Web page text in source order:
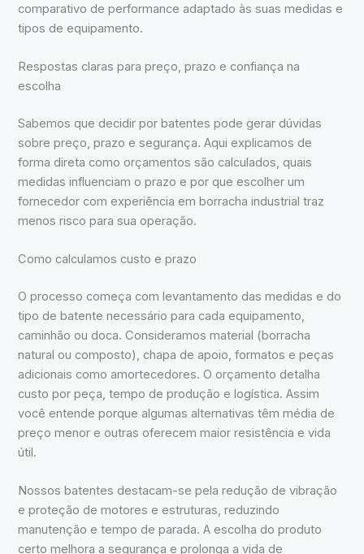
comparativo de performance adaptado às suas medidas e
tipos de equipamento.
Respostas claras para preço, prazo e confiança na
escolha
Sabemos que decidir por batentes pode gerar dúvidas
sobre preço, prazo e segurança. Aqui explicamos de
forma direta como orçamentos são calculados, quais
medidas influenciam o prazo e por que escolher um
fornecedor com experiência em borracha industrial traz
menos risco para sua operação.
Como calculamos custo e prazo
O processo começa com levantamento das medidas e do
tipo de batente necessário para cada equipamento,
caminhão ou doca. Consideramos material (borracha
natural ou composto), chapa de apoio, formatos e peças
adicionais como amortecedores. O orçamento detalha
custo por peça, tempo de produção e logística. Assim
você entende porque algumas alternativas têm média de
preço menor e outras oferecem maior resistência e vida
útil.
Nossos batentes destacam-se pela redução de vibração
e proteção de motores e estruturas, reduzindo
manutenção e tempo de parada. A escolha do produto
certo melhora a segurança e prolonga a vida de